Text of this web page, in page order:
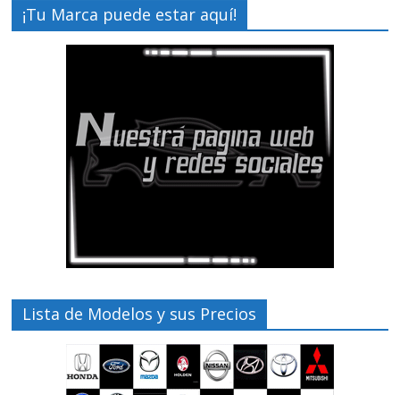
¡Tu Marca puede estar aquí!
Lista de Modelos y sus Precios